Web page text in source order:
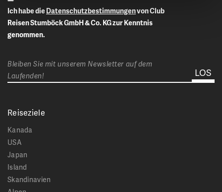
Ich habe dieDatenschutzbestimmungen
Reisen Stumböck GmbH & Co. KG zur Kenntnis
genommen.
Bleiben Sie mit unserem Newsletter auf dem
Laufenden!
Reiseziele
Kanada
USA
Japan
Island
Skandinavien